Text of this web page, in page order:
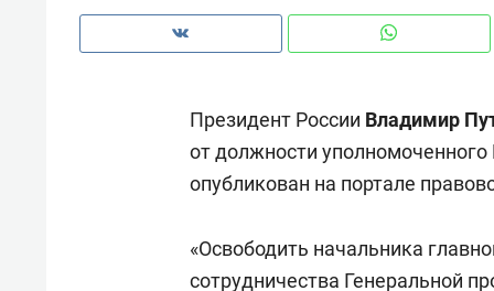
Президент России Владимир
от должности
опубликован на портале
«Освободить начальника
сотрудничества Генеральной
создают оазис жилого
комфорта под Казанью
ID